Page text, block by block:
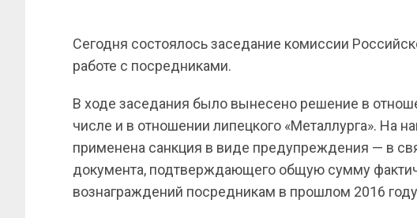
Сегодня состоялось заседание комиссии
работе с посредниками.
В ходе заседания было вынесено решение в
числе и в отношении липецкого «Металлурга». На
применена санкция в виде предупреждения — в
документа, подтверждающего общую сумму
вознаграждений посредникам в прошлом 2016